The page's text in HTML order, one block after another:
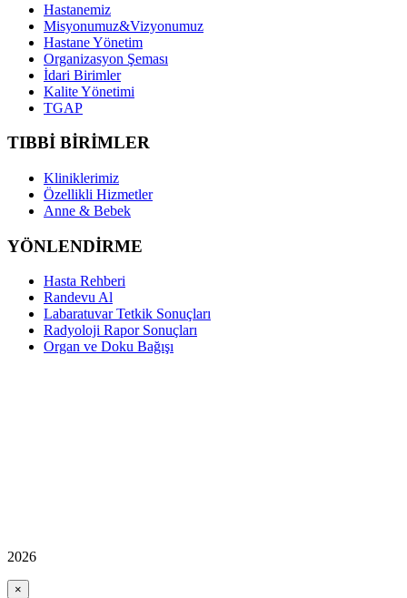
Hastanemiz
Misyonumuz&Vizyonumuz
Hastane Yönetim
Organizasyon Şeması
İdari Birimler
Kalite Yönetimi
TGAP
TIBBİ BİRİMLER
Kliniklerimiz
Özellikli Hizmetler
Anne & Bebek
YÖNLENDİRME
Hasta Rehberi
Randevu Al
Labaratuvar Tetkik Sonuçları
Radyoloji Rapor Sonuçları
Organ ve Doku Bağışı
2026
×